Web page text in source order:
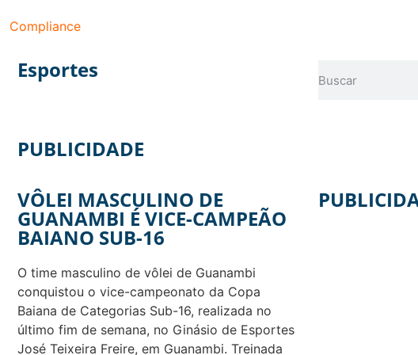
Compliance
Esportes
PUBLICIDADE
VÔLEI MASCULINO DE
GUANAMBI É VICE-CAMPEÃO
BAIANO SUB-16
O time masculino de vôlei de Guanambi
conquistou o vice-campeonato da Copa
Baiana de Categorias Sub-16, realizada no
último fim de semana, no Ginásio de Esportes
José Teixeira Freire, em Guanambi. Treinada